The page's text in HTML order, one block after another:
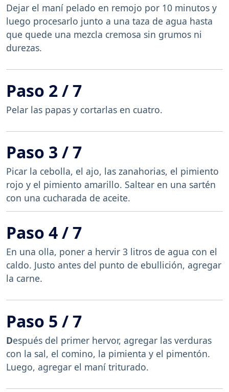
Dejar el maní pelado en remojo por 10 minutos y
luego procesarlo junto a una taza de agua hasta
que quede una mezcla cremosa sin grumos ni
durezas.
Paso 2 / 7
Pelar las papas y cortarlas en cuatro.
Paso 3 / 7
Picar la cebolla, el ajo, las zanahorias, el pimiento
rojo y el pimiento amarillo. Saltear en una sartén
con una cucharada de aceite.
Paso 4 / 7
En una olla, poner a hervir 3 litros de agua con el
caldo. Justo antes del punto de ebullición, agregar
la carne.
Paso 5 / 7
Después del primer hervor, agregar las verduras
con la sal, el comino, la pimienta y el pimentón.
Luego, agregar el maní triturado.